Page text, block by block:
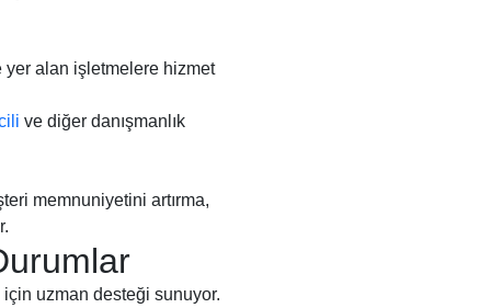
yer alan işletmelere hizmet
ve diğer danışmanlık
memnuniyetini artırma,
uzman desteği sunuyor.